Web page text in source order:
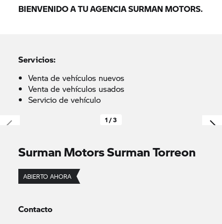
BIENVENIDO A TU AGENCIA SURMAN MOTORS.
Servicios:
Venta de vehículos nuevos
Venta de vehículos usados
Servicio de vehículo
1 / 3
Surman Motors Surman Torreon
ABIERTO AHORA
Contacto